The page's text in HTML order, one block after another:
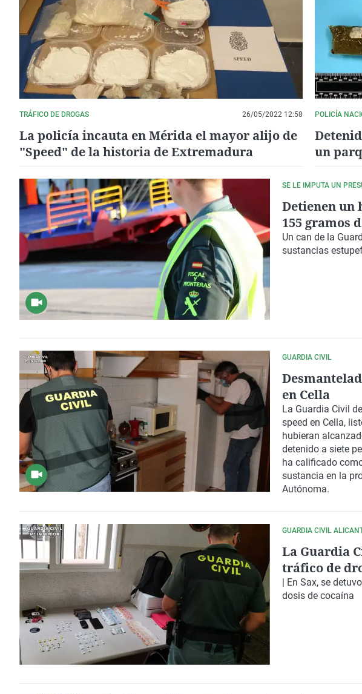
TRÁFICO DE DROGAS 26/05/2022 12:58
La policía incauta en Mérida el mayor alijo de
"Speed" de la historia de Extremadura
POLICÍA
un
SE LE IMPUTA UN
Detienen un
155 gramos
Un can de la
sustancias
GUARDIA CIVIL
en Cella
La Guardia Civil
speed en Cella,
hubieran
detenido a siete
ha calificado
sustancia en la
Autónoma.
GUARDIA CIVIL
La Guardia
tráfico de
| En Sax, se
dosis de cocaína